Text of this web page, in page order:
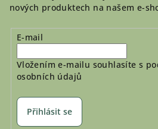
nových produktech na našem e-
E-mail
Vložením e-mailu souhlasíte s
osobních údajů
Přihlásit se